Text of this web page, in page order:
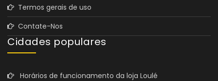
Termos gerais de uso
Contate-Nos
Cidades populares
Horários de funcionamento da loja Loulé